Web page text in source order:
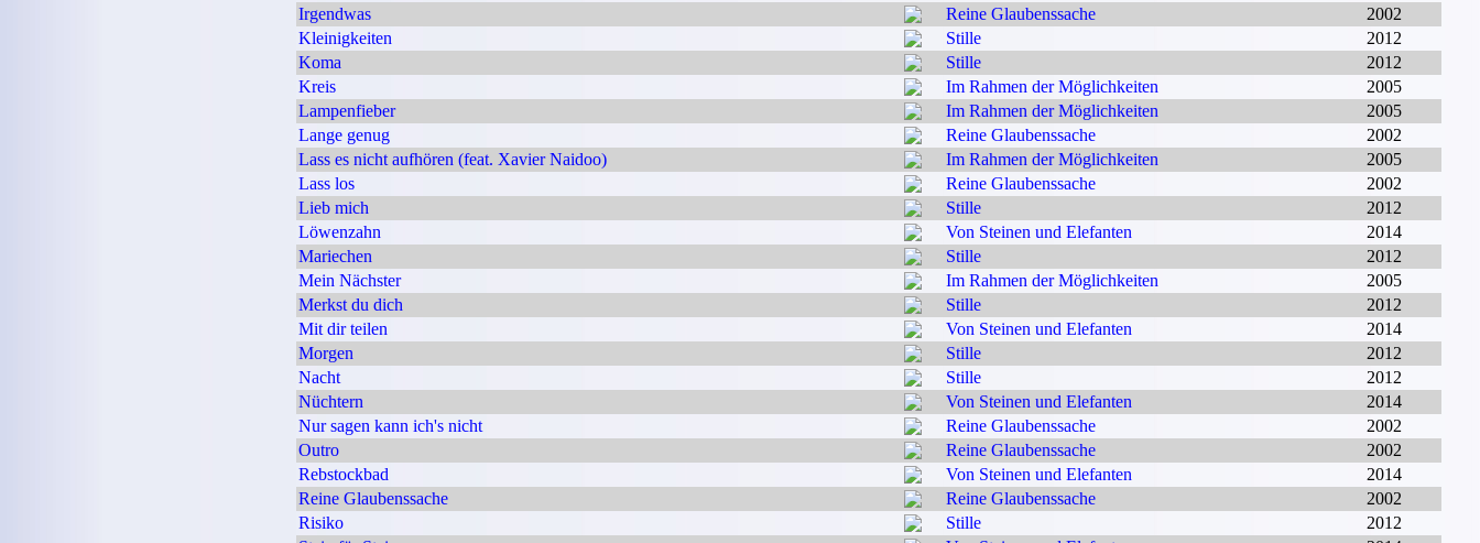
Irgendwas
Reine Glaubenssache
2002
Kleinigkeiten
Stille
2012
Koma
Stille
2012
Kreis
Im Rahmen der Möglichkeiten
2005
Lampenfieber
Im Rahmen der Möglichkeiten
2005
Lange genug
Reine Glaubenssache
2002
Lass es nicht aufhören (feat. Xavier Naidoo)
Im Rahmen der Möglichkeiten
2005
Lass los
Reine Glaubenssache
2002
Lieb mich
Stille
2012
Löwenzahn
Von Steinen und Elefanten
2014
Mariechen
Stille
2012
Mein Nächster
Im Rahmen der Möglichkeiten
2005
Merkst du dich
Stille
2012
Mit dir teilen
Von Steinen und Elefanten
2014
Morgen
Stille
2012
Nacht
Stille
2012
Nüchtern
Von Steinen und Elefanten
2014
Nur sagen kann ich's nicht
Reine Glaubenssache
2002
Outro
Reine Glaubenssache
2002
Rebstockbad
Von Steinen und Elefanten
2014
Reine Glaubenssache
Reine Glaubenssache
2002
Risiko
Stille
2012